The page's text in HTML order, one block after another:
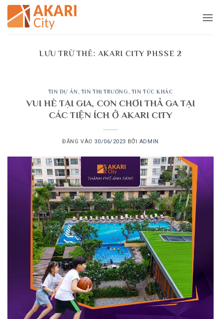
Bỏ
qua
nội
LƯU TRỮ THẺ: AKARI CITY PHSSE 2
TIN DỰ ÁN , TIN THỊ TRƯỜNG, TIN TỨC KHÁC
VUI HÈ TẠI GIA, CON CHƠI THẢ GA TẠI
CÁC TIỆN ÍCH Ở AKARI CITY
ĐĂNG VÀO 30/06/2023 BỞI ADMIN